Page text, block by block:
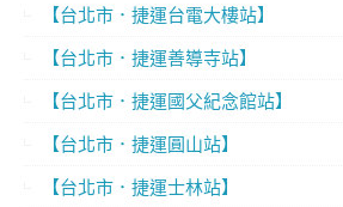
【台北市．捷運台電大樓站】
【台北市．捷運善導寺站】
【台北市．捷運國父紀念館站】
【台北市．捷運圓山站】
【台北市．捷運士林站】